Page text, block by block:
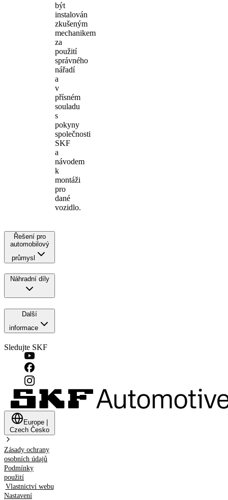
být
instalován
zkušeným
mechanikem
za
použití
správného
nářadí
a
v
přísném
souladu
s
pokyny
společnosti
SKF
a
návodem
k
montáži
pro
dané
vozidlo.
Řešení pro
automobilový
průmysl
Náhradní díly
Další
informace
Sledujte SKF
Europe
Czech Česko
Zásady ochrany
osobních údajů
Podmínky
použití
Vlastnictví webu
Nastavení